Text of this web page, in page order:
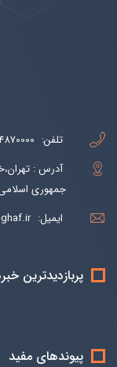
تلفن:
آدرس :
جمهوری
ایمیل:
پربازدیدترین
پیوندهای مفید